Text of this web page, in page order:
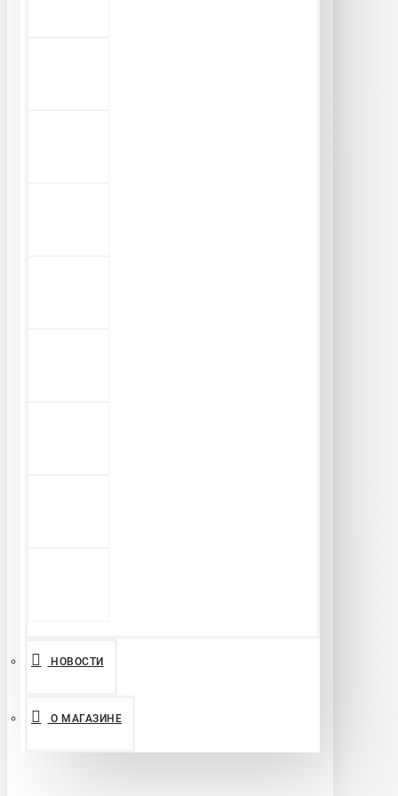
НОВОСТИ
О МАГАЗИНЕ